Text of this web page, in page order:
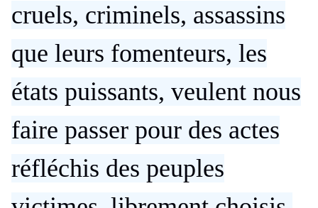
cruels, criminels, assassins
que leurs fomenteurs, les
états puissants, veulent nous
faire passer pour des actes
réfléchis des peuples